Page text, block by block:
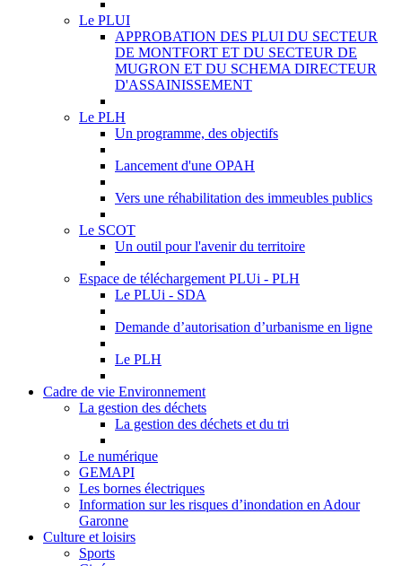
Le PLUI
APPROBATION DES PLUI DU SECTEUR
DE MONTFORT ET DU SECTEUR DE
MUGRON ET DU SCHEMA DIRECTEUR
D'ASSAINISSEMENT
Le PLH
Un programme, des objectifs
Lancement d'une OPAH
Vers une réhabilitation des immeubles publics
Le SCOT
Un outil pour l'avenir du territoire
Espace de téléchargement PLUi - PLH
Le PLUi - SDA
Demande d’autorisation d’urbanisme en ligne
Le PLH
Cadre de vie Environnement
La gestion des déchets
La gestion des déchets et du tri
Le numérique
GEMAPI
Les bornes électriques
Information sur les risques d’inondation en Adour
Garonne
Culture et loisirs
Sports